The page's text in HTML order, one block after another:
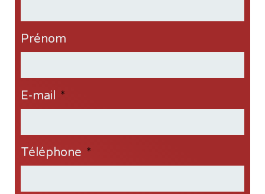
Prénom
E-mail *
Téléphone *